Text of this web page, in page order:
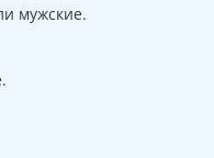
мужские.